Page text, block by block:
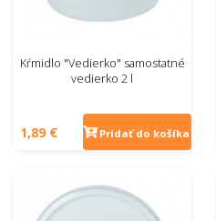
Kŕmidlo "Vedierko" samostatné
vedierko 2 l
1,89 € Pridať do košíka